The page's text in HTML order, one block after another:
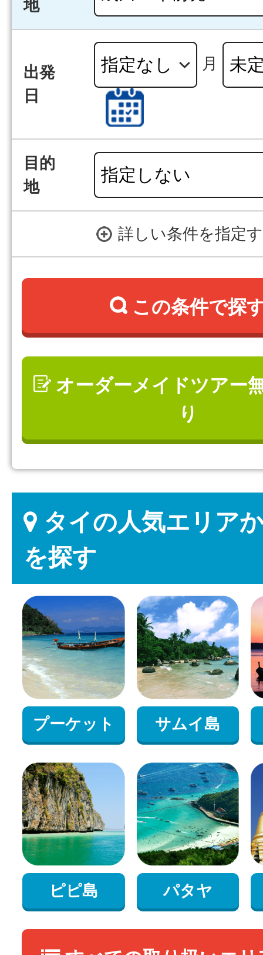
地
出発
日
月
目的
地
詳しい条件を指定
この条件で探
オーダーメイドツアー
り
タイの人気エリア
を探す
プーケット サムイ島
ピピ島 パタヤ